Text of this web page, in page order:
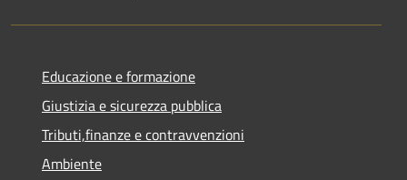
Educazione e formazione
Giustizia e sicurezza pubblica
Tributi,finanze e contravvenzioni
Ambiente